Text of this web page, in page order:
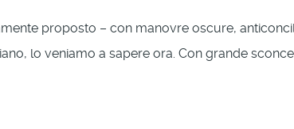
proposto – con manovre oscure,
lo veniamo a sapere ora. Con grande